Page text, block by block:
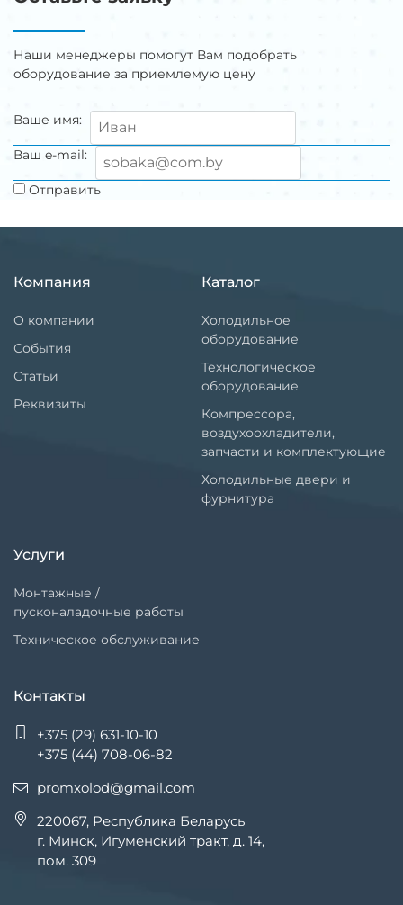
Наши менеджеры помогут Вам подобрать
оборудование за приемлемую цену
Ваше имя:
Ваш e-mail:
Отправить
Компания
О компании
События
Статьи
Реквизиты
Каталог
Холодильное
оборудование
Технологическое
оборудование
Компрессора,
воздухоохладители,
запчасти и комплектующие
Холодильные двери и
фурнитура
Услуги
Монтажные /
пусконаладочные работы
Техническое обслуживание
Контакты
+375 (29) 631-10-10
+375 (44) 708-06-82
promxolod@gmail.com
220067, Республика Беларусь
г. Минск, Игуменский тракт, д. 14,
пом. 309